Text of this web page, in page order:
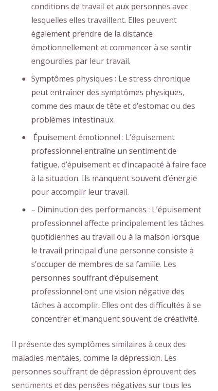
conditions de travail et aux personnes avec
lesquelles elles travaillent. Elles peuvent
également prendre de la distance
émotionnellement et commencer à se sentir
engourdies par leur travail.
Symptômes physiques : Le stress chronique
peut entraîner des symptômes physiques,
comme des maux de tête et d’estomac ou des
problèmes intestinaux.
Épuisement émotionnel : L’épuisement
professionnel entraîne un sentiment de
fatigue, d’épuisement et d’incapacité à faire face
à la situation. Ils manquent souvent d’énergie
pour accomplir leur travail.
– Diminution des performances : L’épuisement
professionnel affecte principalement les tâches
quotidiennes au travail ou à la maison lorsque
le travail principal d’une personne consiste à
s’occuper de membres de sa famille. Les
personnes souffrant d’épuisement
professionnel ont une vision négative des
tâches à accomplir. Elles ont des difficultés à se
concentrer et manquent souvent de créativité.
Il présente des symptômes similaires à ceux des
maladies mentales, comme la dépression. Les
personnes souffrant de dépression éprouvent des
sentiments et des pensées négatives sur tous les